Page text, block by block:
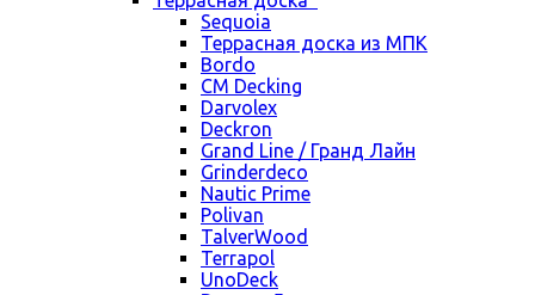
Sequoia
Террасная доска из МПК
Bordo
CM Decking
Darvolex
Deckron
Grand Line / Гранд Лайн
Grinderdeco
Nautic Prime
Polivan
TalverWood
Terrapol
UnoDeck